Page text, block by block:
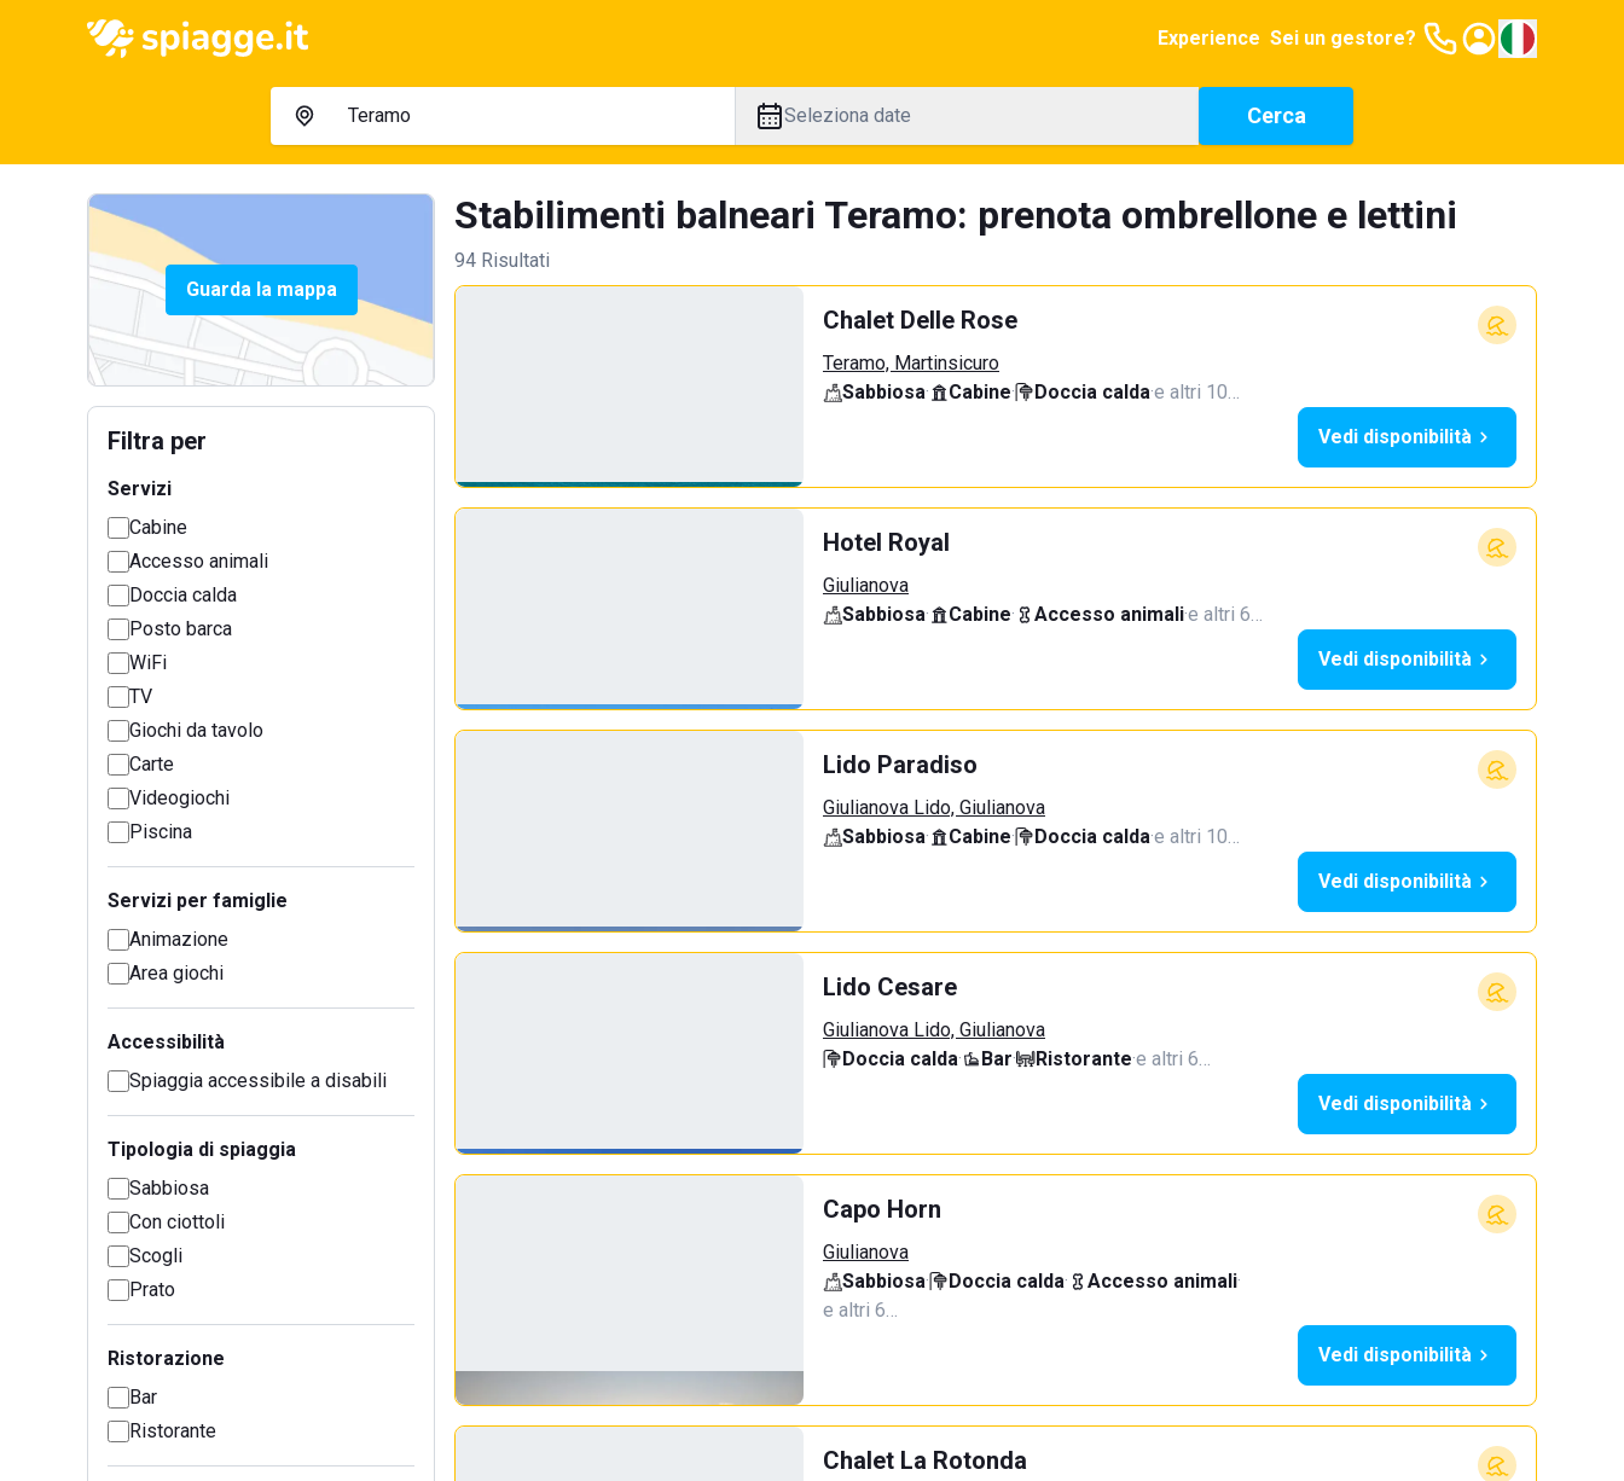
Experience Sei un gestore?
Seleziona date Cerca
Guarda la mappa
Filtra per
Servizi
Cabine
Accesso animali
Doccia calda
Posto barca
WiFi
TV
Giochi da tavolo
Carte
Videogiochi
Piscina
Servizi per famiglie
Animazione
Area giochi
Accessibilità
Spiaggia accessibile a disabili
Tipologia di spiaggia
Sabbiosa
Con ciottoli
Scogli
Prato
Ristorazione
Bar
Ristorante
Stabilimenti balneari Teramo: prenota ombrellone e lettini
94 Risultati
Chalet Delle Rose
Teramo, Martinsicuro
Sabbiosa· Cabine· Doccia calda·e altri 10…
Vedi disponibilità
Hotel Royal
Giulianova
Sabbiosa· Cabine· Accesso animali·e altri 6…
Vedi disponibilità
Lido Paradiso
Giulianova Lido, Giulianova
Sabbiosa· Cabine· Doccia calda·e altri 10…
Vedi disponibilità
Lido Cesare
Giulianova Lido, Giulianova
Doccia calda· Bar· Ristorante·e altri 6…
Vedi disponibilità
Capo Horn
Giulianova
Sabbiosa· Doccia calda· Accesso animali·
e altri 6…
Vedi disponibilità
Chalet La Rotonda